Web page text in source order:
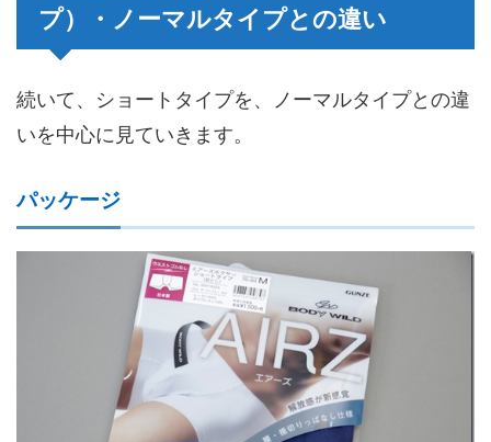
プ）・ノーマルタイプとの違い
続いて、ショートタイプを、ノーマルタイプとの違
いを中心に見ていきます。
パッケージ